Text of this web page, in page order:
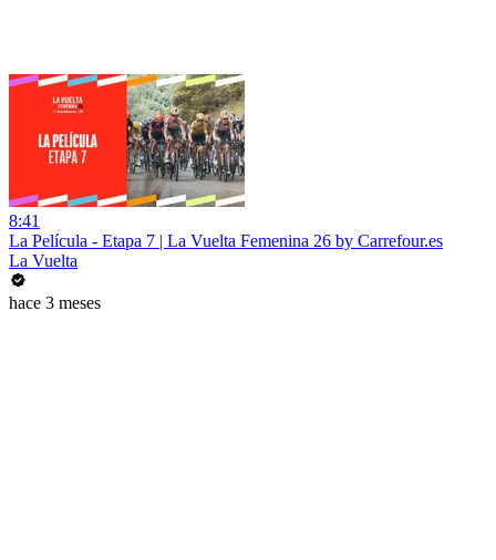
8:41
La Película - Etapa 7 | La Vuelta Femenina 26 by Carrefour.es
La Vuelta
hace 3 meses